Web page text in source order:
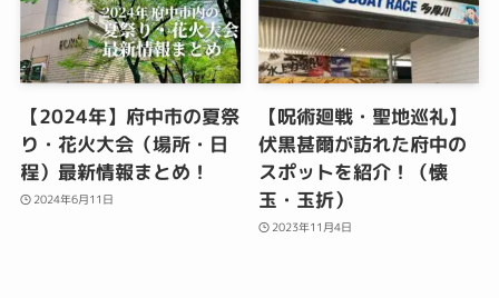
【2024年】府中市の夏祭
り・花火大会（場所・日
程）最新情報まとめ！
2024年6月11日
【呪術廻戦・聖地巡礼】
伏黒甚爾が訪れた府中の
スポットを紹介！（懐
玉・玉折）
2023年11月4日